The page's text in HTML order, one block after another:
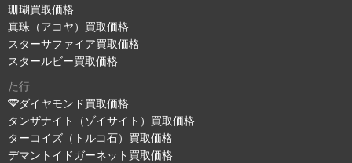
珊瑚買取価格
真珠（アコヤ）買取価格
スターサファイア買取価格
スタールビー買取価格
た行
ダイヤモンド買取価格
タンザナイト（ゾイサイト）買取価格
ターコイズ（トルコ石）買取価格
デマントイドガーネット買取価格